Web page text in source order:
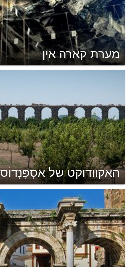
מערת קארה אין
האקוודוקט של אסְפָּנְדוֹס